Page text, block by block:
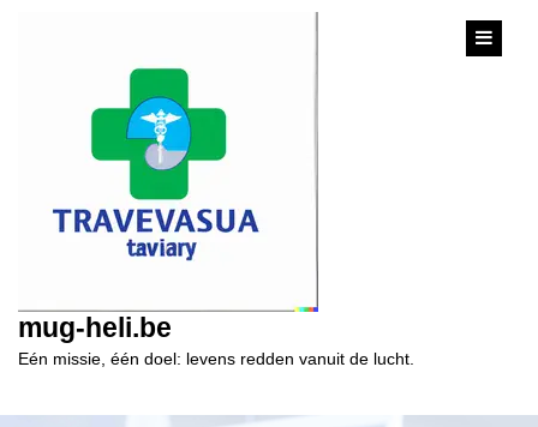
mug-heli.be
Eén missie, één doel: levens redden vanuit de lucht.